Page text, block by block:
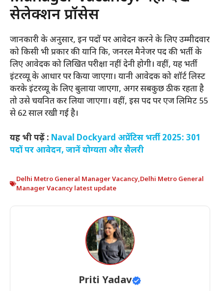
सेलेक्शन प्रॉसेस
जानकारी के अनुसार, इन पदों पर आवेदन करने के लिए उम्मीदवार
को किसी भी प्रकार की यानि कि, जनरल मैनेजर पद की भर्ती के
लिए आवेदक को लिखित परीक्षा नहीं देनी होगी। वहीं, यह भर्ती
इंटरव्यू के आधार पर किया जाएगा। यानी आवेदक को शॉर्ट लिस्ट
करके इंटरव्यू के लिए बुलाया जाएगा, अगर सबकुछ ठीक रहता है
तो उसे चयनित कर लिया जाएगा। वहीं, इस पद पर एज लिमिट 55
से 62 साल रखी गई है।
यह भी पढ़ें : Naval Dockyard अप्रेंटिस भर्ती 2025: 301
पदों पर आवेदन, जानें योग्यता और सैलरी
Delhi Metro General Manager Vacancy,Delhi Metro General
Manager Vacancy latest update
Priti Yadav